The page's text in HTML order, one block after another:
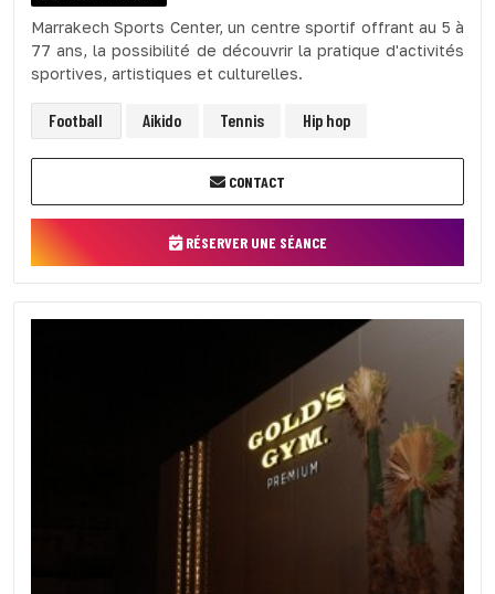
Marrakech Sports Center, un centre sportif offrant au 5 à
77 ans, la possibilité de découvrir la pratique d'activités
sportives, artistiques et culturelles.
Football Aikido Tennis Hip hop
CONTACT
RÉSERVER UNE SÉANCE